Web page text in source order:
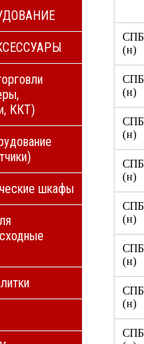
ККТ)
шкафы
СПБ
(н)
СПБ
(н)
СПБ
(н)
СПБ
(н)
СПБ
(н)
СПБ
(н)
СПБ
(н)
СПБ